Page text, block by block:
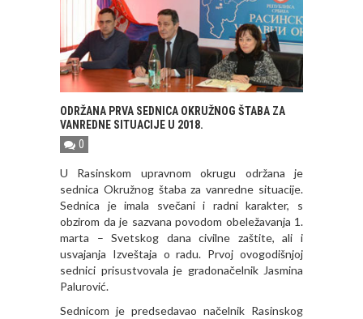
ODRŽANA PRVA SEDNICA OKRUŽNOG ŠTABA ZA
VANREDNE SITUACIJE U 2018.
0
U Rasinskom upravnom okrugu održana je
sednica Okružnog štaba za vanredne situacije.
Sednica je imala svečani i radni karakter, s
obzirom da je sazvana povodom obeležavanja 1.
marta – Svetskog dana civilne zaštite, ali i
usvajanja Izveštaja o radu. Prvoj ovogodišnjoj
sednici prisustvovala je gradonačelnik Jasmina
Palurović.
Sednicom je predsedavao načelnik Rasinskog